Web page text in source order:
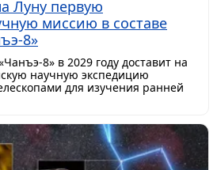
Луну первую
миссию в составе
8»
8» в 2029 году доставит на
научную экспедицию
для изучения ранней